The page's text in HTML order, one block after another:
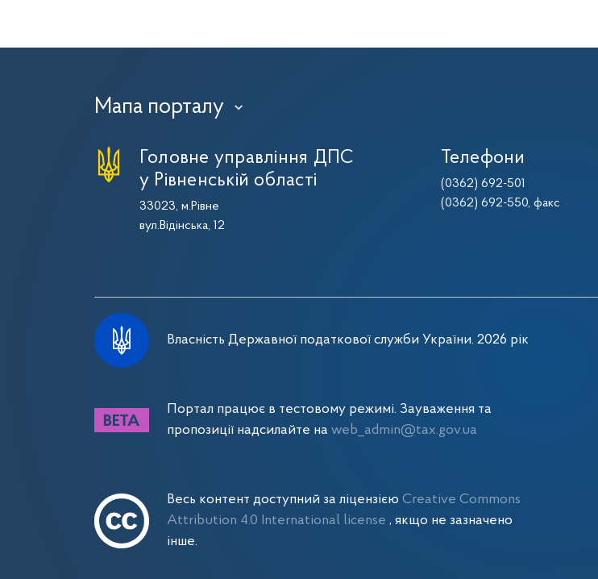
Мапа порталу ›
Головне управління ДПС
у Рівненській області
33023, м.Рівне
вул.Відінська, 12
Телефони
(0362) 692-501
(0362) 692-550, факс
Власність Державної податкової служби України. 2026 рік
Портал працює в тестовому режимі. Зауваження та
пропозиції надсилайте на web_admin@tax.gov.ua
Весь контент доступний за ліцензією Creative Commons
Attribution 4.0 International license , якщо не зазначено
інше.